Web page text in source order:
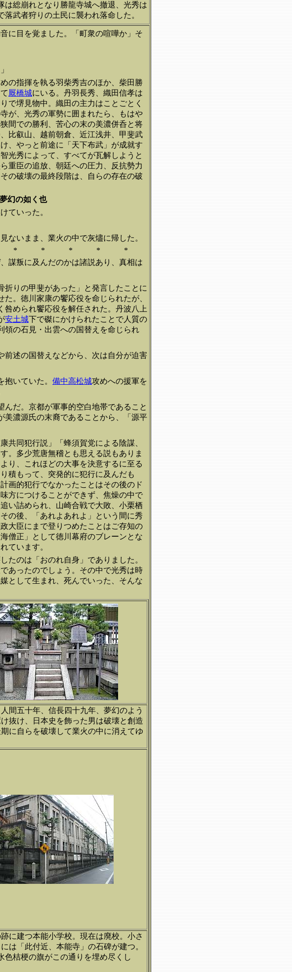
総崩れとなり勝龍寺城へ撤退、光秀は
武者狩りの土民に襲われ落命した。
に目を覚ました。「町衆の喧嘩か」そ
の指揮を執る羽柴秀吉のほか、柴田勝
厩橋城にいる。丹羽長秀、織田信孝は
で堺見物中。織田の主力はことごとく
が、光秀の軍勢に囲まれたら、もはや
間での勝利、苦心の末の美濃併呑と将
比叡山、越前朝倉、近江浅井、甲斐武
、やっと前途に「天下布武」が成就す
光秀によって、すべてが瓦解しようと
重臣の追放、朝廷への圧力、反抗勢力
の破壊の最終段階は、自らの存在の破
幻の如く也
ていった。
ないまま、業火の中で灰燼に帰した。
* * * * *
謀叛に及んだのかは諸説あり、真相は
りの甲斐があった」と発言したことに
。徳川家康の饗応役を命じられたが、
められ饗応役を解任された。丹波八上
安土城下で磔にかけられたことで人質の
領の石見・出雲への国替えを命じられ
前述の国替えなどから、次は自分が迫害
いていた。 備中高松城攻めへの援軍を
だ。京都が軍事的空白地帯であること
美濃源氏の末裔であることから、「源平
共同犯行説」「蜂須賀党による陰謀、
。多少荒唐無稽とも思える説もありま
り、これほどの大事を決意するに至る
積もって、突発的に犯行に及んだも
画的犯行でなかったことはその後のド
方につけることができず、焦燥の中で
い詰められ、山崎合戦で大敗、小栗栖
の後、「あれよあれよ」という間に秀
大臣にまで登りつめたことはご存知の
僧正」として徳川幕府のブレーンとな
ています。
たのは「おのれ自身」でありました。
あったのでしょう。その中で光秀は時
として生まれ、死んでいった、そんな
間五十年、信長四十九年、夢幻のよう
抜け、日本史を飾った男は破壊と創造
に自らを破壊して業火の中に消えてゆ
跡に建つ本能小学校。現在は廃校。小さ
は「此付近、本能寺」の石碑が建つ。
色桔梗の旗がこの通りを埋め尽くし